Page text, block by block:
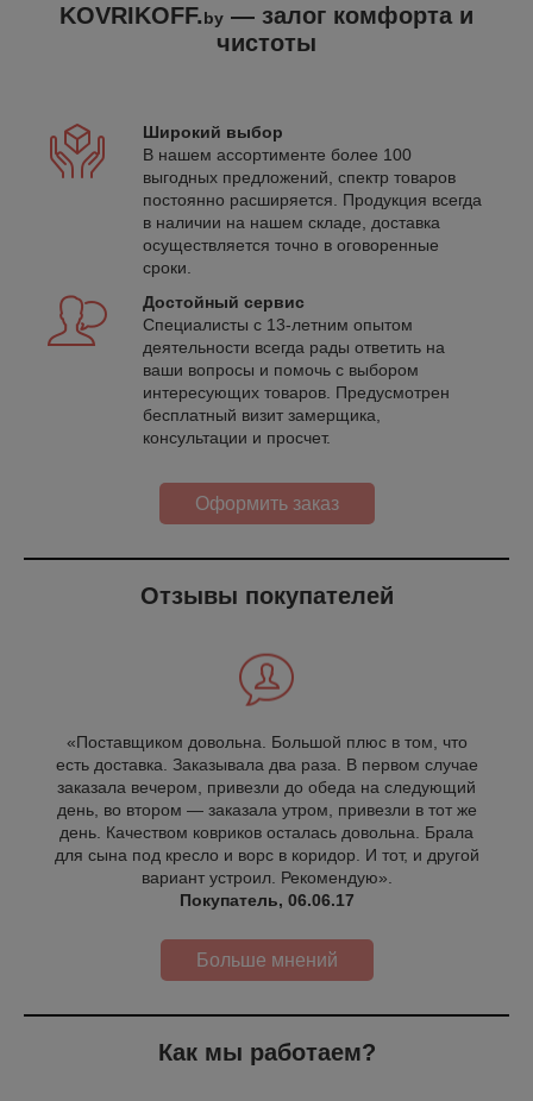
KOVRIKOFF.by — залог комфорта и
чистоты
Широкий выбор
В нашем ассортименте более 100
выгодных предложений, спектр товаров
постоянно расширяется. Продукция всегда
в наличии на нашем складе, доставка
осуществляется точно в оговоренные
сроки.
Достойный сервис
Специалисты с 13-летним опытом
деятельности всегда рады ответить на
ваши вопросы и помочь с выбором
интересующих товаров. Предусмотрен
бесплатный визит замерщика,
консультации и просчет.
Оформить заказ
Отзывы покупателей
«Поставщиком довольна. Большой плюс в том, что
есть доставка. Заказывала два раза. В первом случае
заказала вечером, привезли до обеда на следующий
день, во втором — заказала утром, привезли в тот же
день. Качеством ковриков осталась довольна. Брала
для сына под кресло и ворс в коридор. И тот, и другой
вариант устроил. Рекомендую».
Покупатель, 06.06.17
Больше мнений
Как мы работаем?